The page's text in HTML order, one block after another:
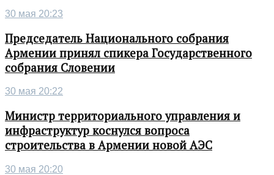
30 мая 20:23
Председатель Национального собрания
Армении принял спикера Государственного
собрания Словении
30 мая 20:22
Министр территориального управления и
инфраструктур коснулся вопроса
строительства в Армении новой АЭС
30 мая 20:20